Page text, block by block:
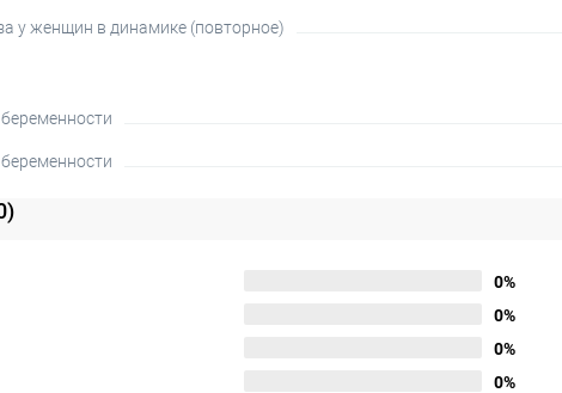
у женщин в динамике (повторное)
0%
0%
0%
0%